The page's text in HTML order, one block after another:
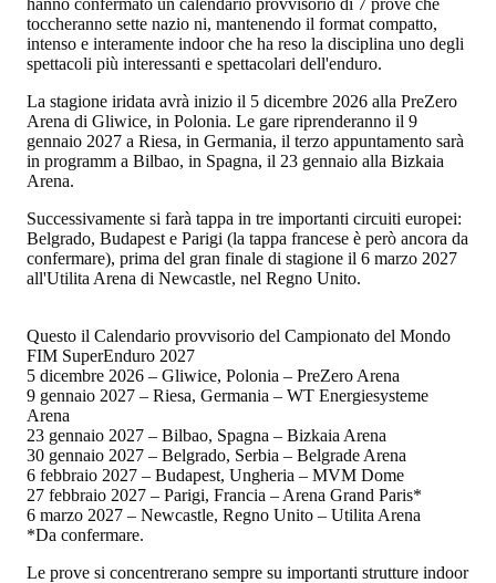
toccheranno sette nazio ni, mantenendo il format compatto,
intenso e interamente indoor che ha reso la disciplina uno degli
spettacoli più interessanti e spettacolari dell'enduro.
La stagione iridata avrà inizio il 5 dicembre 2026 alla PreZero
Arena di Gliwice, in Polonia. Le gare riprenderanno il 9
gennaio 2027 a Riesa, in Germania, il terzo appuntamento sarà
in programm a Bilbao, in Spagna, il 23 gennaio alla Bizkaia
Arena.
Successivamente si farà tappa in tre importanti circuiti europei:
Belgrado, Budapest e Parigi (la tappa francese è però ancora da
confermare), prima del gran finale di stagione il 6 marzo 2027
all'Utilita Arena di Newcastle, nel Regno Unito.
Questo il Calendario provvisorio del Campionato del Mondo
FIM SuperEnduro 2027
5 dicembre 2026 – Gliwice, Polonia – PreZero Arena
9 gennaio 2027 – Riesa, Germania – WT Energiesysteme
Arena
23 gennaio 2027 – Bilbao, Spagna – Bizkaia Arena
30 gennaio 2027 – Belgrado, Serbia – Belgrade Arena
6 febbraio 2027 – Budapest, Ungheria – MVM ​​Dome
27 febbraio 2027 – Parigi, Francia – Arena Grand Paris*
6 marzo 2027 – Newcastle, Regno Unito – Utilita Arena
*Da confermare.
Le prove si concentrerano sempre su importanti strutture indoor